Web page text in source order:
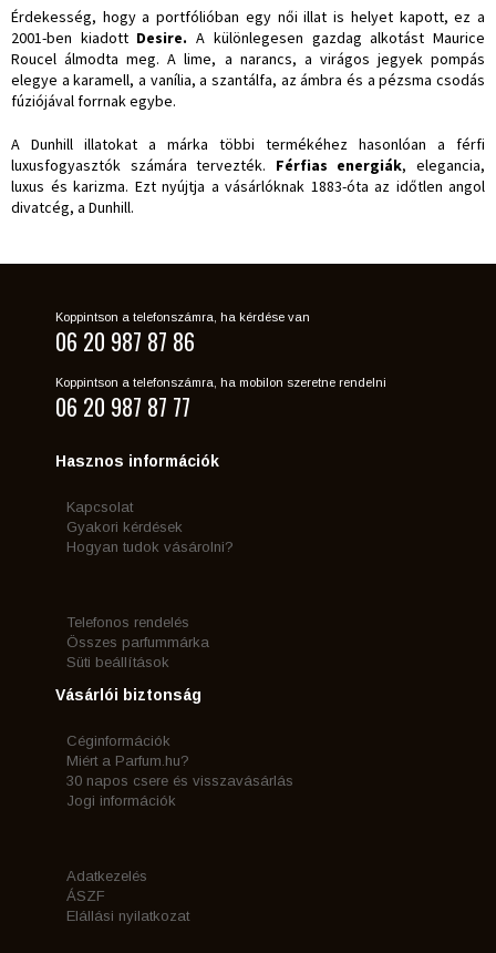
Érdekesség, hogy a portfólióban egy női illat is helyet kapott, ez a
2001-ben kiadott Desire. A különlegesen gazdag alkotást Maurice
Roucel álmodta meg. A lime, a narancs, a virágos jegyek pompás
elegye a karamell, a vanília, a szantálfa, az ámbra és a pézsma csodás
fúziójával forrnak egybe.
A Dunhill illatokat a márka többi termékéhez hasonlóan a férfi
luxusfogyasztók számára tervezték. Férfias energiák, elegancia,
luxus és karizma. Ezt nyújtja a vásárlóknak 1883-óta az időtlen angol
divatcég, a Dunhill.
Koppintson a telefonszámra, ha kérdése van
06 20 987 87 86
Koppintson a telefonszámra, ha mobilon szeretne rendelni
06 20 987 87 77
Hasznos információk
Kapcsolat
Gyakori kérdések
Hogyan tudok vásárolni?
Telefonos rendelés
Összes parfummárka
Süti beállítások
Vásárlói biztonság
Céginformációk
Miért a Parfum.hu?
30 napos csere és visszavásárlás
Jogi információk
Adatkezelés
ÁSZF
Elállási nyilatkozat